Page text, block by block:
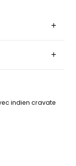
indien cravate